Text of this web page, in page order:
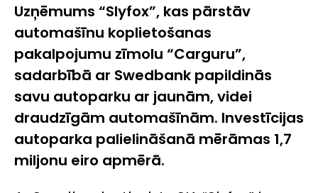
Uzņēmums “Slyfox”, kas pārstāv
automašīnu koplietošanas
pakalpojumu zīmolu “Carguru”,
sadarbībā ar Swedbank papildinās
savu autoparku ar jaunām, videi
draudzīgām automašīnām. Investīcijas
autoparka palielināšanā mērāmas 1,7
miljonu eiro apmērā.